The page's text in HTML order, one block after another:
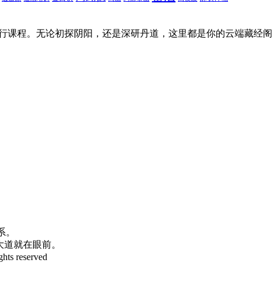
程。无论初探阴阳，还是深研丹道，这里都是你的云端藏经
就在眼前。
reserved